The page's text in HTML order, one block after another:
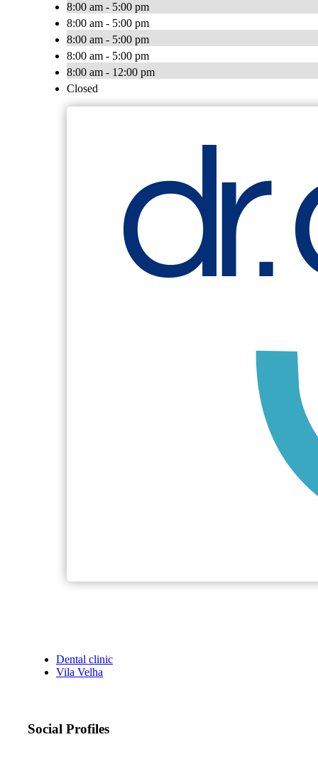
8:00 am - 5:00 pm
8:00 am - 5:00 pm
8:00 am - 5:00 pm
8:00 am - 5:00 pm
8:00 am - 12:00 pm
Closed
Dental clinic
Vila Velha
Social Profiles